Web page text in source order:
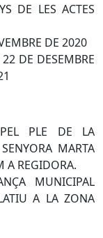
DE LES ACTES
DE 2020
DE DESEMBRE
PLE DE LA
MARTA
A REGIDORA.
MUNICIPAL
A LA ZONA